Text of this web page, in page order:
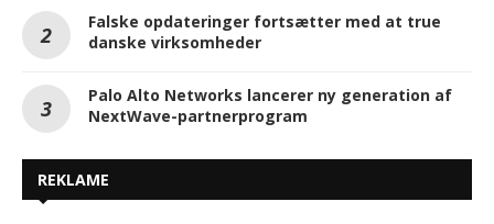
Falske opdateringer fortsætter med at true
danske virksomheder
Palo Alto Networks lancerer ny generation af
NextWave-partnerprogram
REKLAME